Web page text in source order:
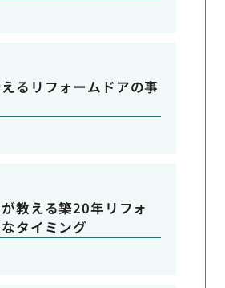
るリフォームドアの事
教える築20年リフォ
タイミング